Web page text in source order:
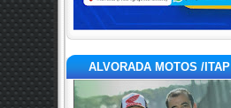
ALVORADA MOTOS /ITAP